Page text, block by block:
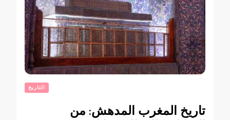
التاريخ
تاريخ المغرب المدهش: من